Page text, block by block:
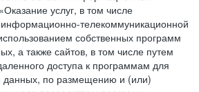
услуг, в том числе
информационно-телекоммуникационной
собственных программ
а также сайтов, в том числе путем
доступа к программам для
по размещению и (или)